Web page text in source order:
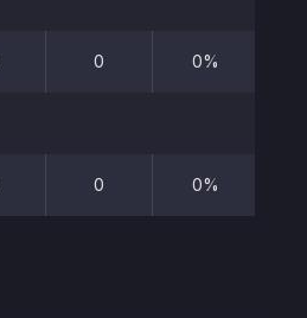
0 0%
0 0%